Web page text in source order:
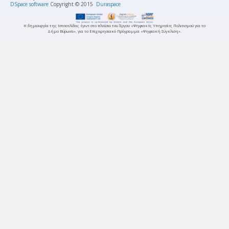
DSpace software Copyright © 2015 Duraspace
Η δημιουργία της Ιστοσελίδας έγινε στο πλαίσιο του Έργου «Ψηφιακές Υπηρεσίες Πολιτισμού για το
Δήμο Βύρωνα», για το Επιχειρησιακό Πρόγραμμα «Ψηφιακή Σύγκλιση».